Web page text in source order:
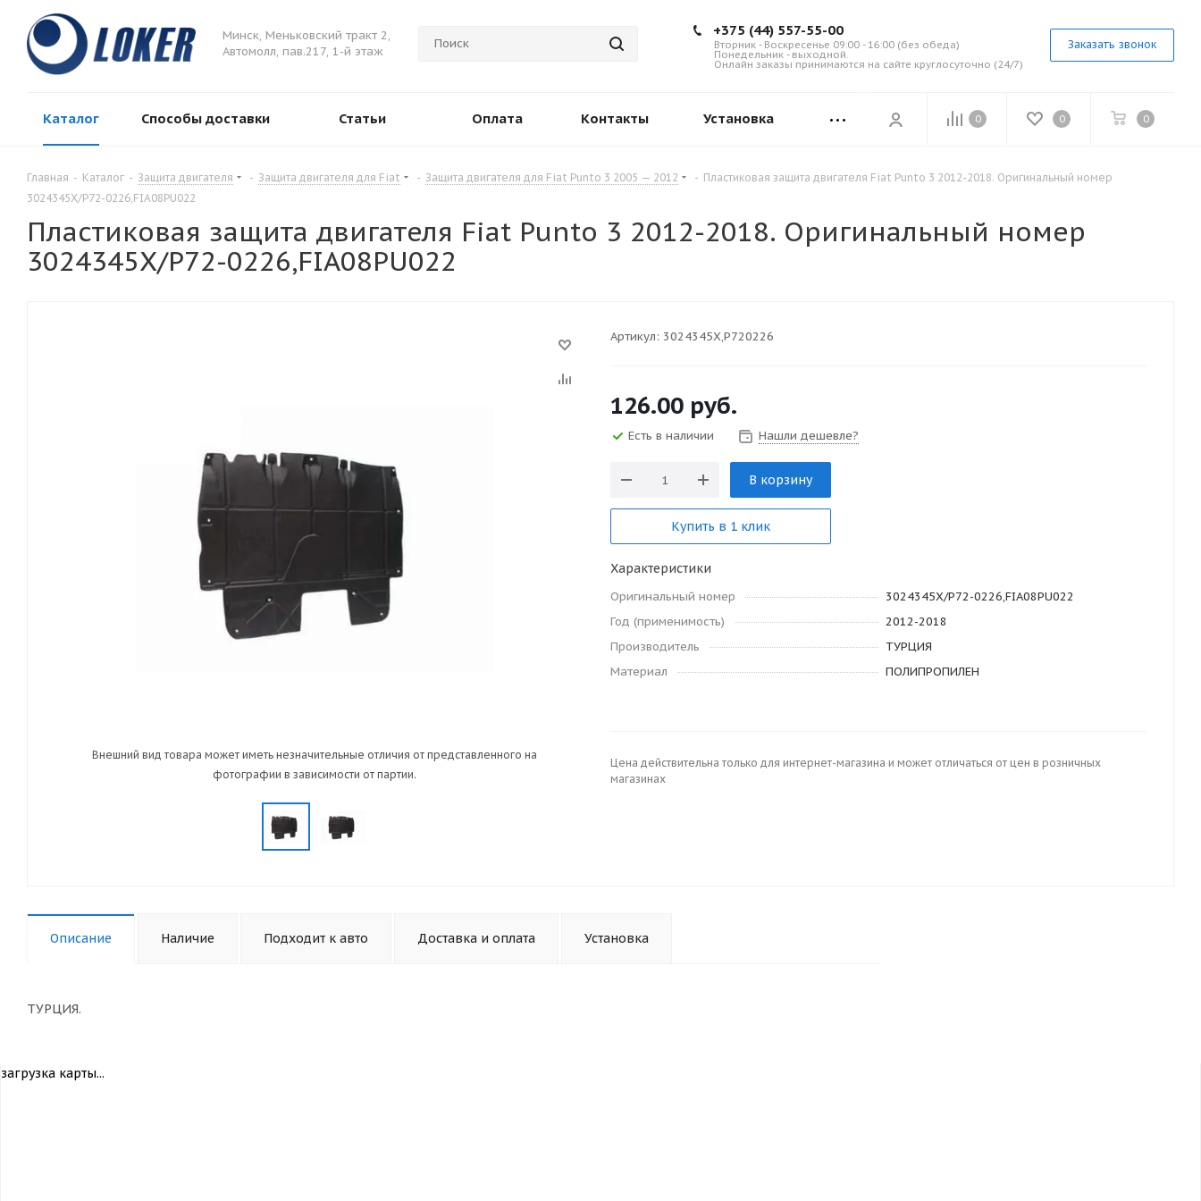
Минск, Меньковский тракт 2,
Автомолл, пав.217, 1-й этаж
+375 (44) 557-55-00
Вторник - Воскресенье 09:00 - 16:00 (без обеда)
Понедельник - выходной.
Онлайн заказы принимаются на сайте круглосуточно (24/7)
Заказать звонок
0 0 0
Каталог Способы доставки Статьи Оплата Контакты Установка
Главная - Каталог - Защита двигателя - Защита двигателя для Fiat - Защита двигателя для Fiat Punto 3 2005 — 2012 - Пластиковая защита двигателя Fiat Punto 3 2012-2018. Оригинальный номер
3024345X/P72-0226,FIA08PU022
Пластиковая защита двигателя Fiat Punto 3 2012-2018. Оригинальный номер
3024345X/P72-0226,FIA08PU022
Внешний вид товара может иметь незначительные отличия от представленного на
фотографии в зависимости от партии.
Артикул: 3024345X,P720226
126.00 руб.
Есть в наличии Нашли дешевле?
В корзину
Купить в 1 клик
Характеристики
Оригинальный номер
3024345X/P72-0226,FIA08PU022
Год (применимость)
2012-2018
Производитель
ТУРЦИЯ
Материал
ПОЛИПРОПИЛЕН
Цена действительна только для интернет-магазина и может отличаться от цен в розничных
магазинах
Описание Наличие Подходит к авто Доставка и оплата Установка
ТУРЦИЯ.
загрузка карты...